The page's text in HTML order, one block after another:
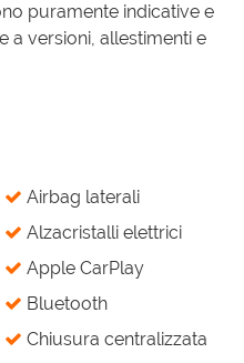
puramente indicative e
a versioni, allestimenti e
Airbag laterali
Alzacristalli elettrici
Apple CarPlay
Bluetooth
Chiusura centralizzata